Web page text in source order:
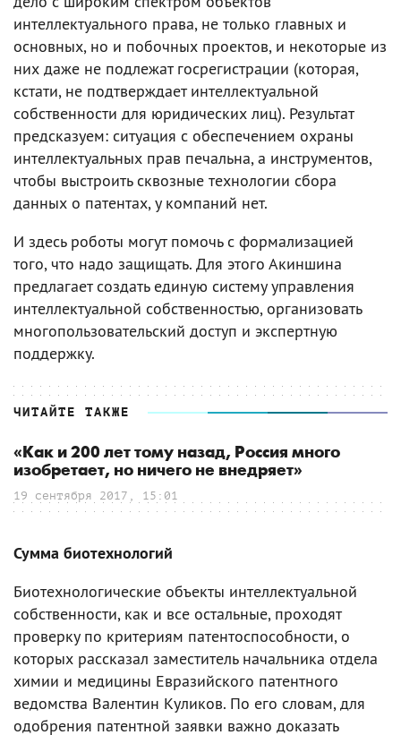
интеллектуального права, не только главных и
основных, но и побочных проектов, и некоторые из
них даже не подлежат госрегистрации (которая,
кстати, не подтверждает интеллектуальной
собственности для юридических лиц). Результат
предсказуем: ситуация с обеспечением охраны
интеллектуальных прав печальна, а инструментов,
чтобы выстроить сквозные технологии сбора
данных о патентах, у компаний нет.
И здесь роботы могут помочь с формализацией
того, что надо защищать. Для этого Акиншина
предлагает создать единую систему управления
интеллектуальной собственностью, организовать
многопользовательский доступ и экспертную
поддержку.
ЧИТАЙТЕ ТАКЖЕ
«Как и 200 лет тому назад, Россия много
изобретает, но ничего не внедряет»
19 сентября 2017, 15:01
Сумма биотехнологий
Биотехнологические объекты интеллектуальной
собственности, как и все остальные, проходят
проверку по критериям патентоспособности, о
которых рассказал заместитель начальника отдела
химии и медицины Евразийского патентного
ведомства Валентин Куликов. По его словам, для
одобрения патентной заявки важно доказать